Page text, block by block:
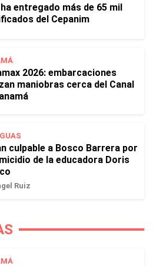
ha entregado más de 65 mil
del Cepanim
2026: embarcaciones
maniobras cerca del Canal
culpable a Bosco Barrera por
de la educadora Doris
Ruiz